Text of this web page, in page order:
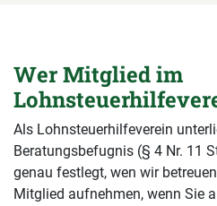
Wer Mitglied im
Als Lohnsteuerhilfeverein
Beratungsbefugnis (§ 4 Nr. 11
genau festlegt, wen wir
Mitglied aufnehmen, wenn Sie